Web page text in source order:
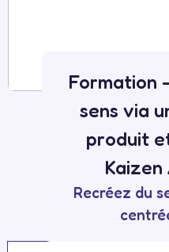
Formation
sens via
produit
Recréez du